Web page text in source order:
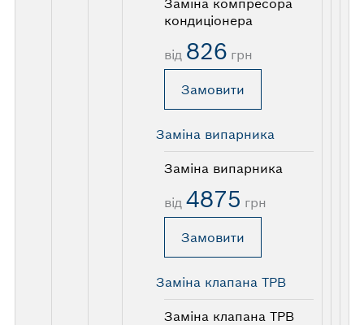
кондиціонера
від 826 грн
Замовити
Заміна випарника
Заміна випарника
від 4875 грн
Замовити
Заміна клапана ТРВ
Заміна клапана ТРВ